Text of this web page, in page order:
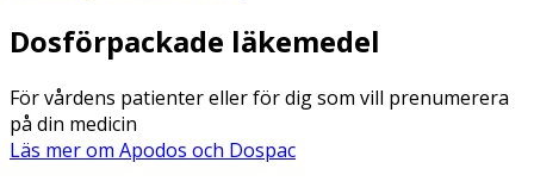
Dosförpackade läkemedel
För vårdens patienter eller för dig som vill prenumerera
på din medicin
Läs mer om Apodos och Dospac